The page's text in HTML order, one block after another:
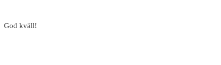
God kväll!